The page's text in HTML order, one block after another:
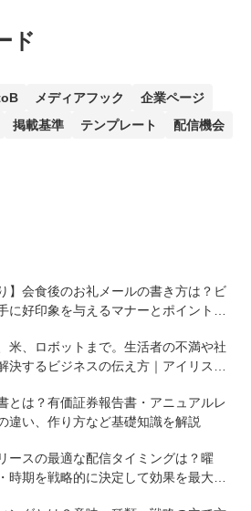
ド
メディアフック
企業ページ
掲載基準 テンプレート
配信機会
】会食後のお礼メールの書き方は？ビ
に好印象を与えるマナーとポイントを
米、ロボットまで。生活者の不満や社
決するビジネスの伝え方｜アイリスオ
とは？有価証券報告書・アニュアルレ
違い、作り方など基礎知識を解説
ースの最適な配信タイミングは？曜
時期を戦略的に決定して効果を最大化